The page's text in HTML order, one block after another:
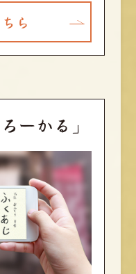
ら
ーかる」